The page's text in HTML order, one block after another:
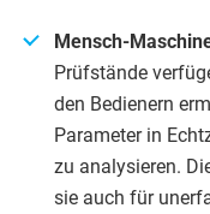
Mensch-
Prüfstände
den Bedienern
Parameter in
zu analysieren.
sie auch für